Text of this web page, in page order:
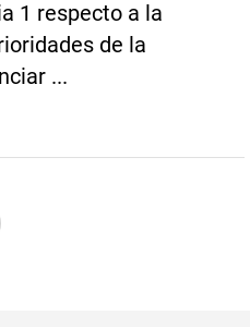
1 respecto a la
de la
...